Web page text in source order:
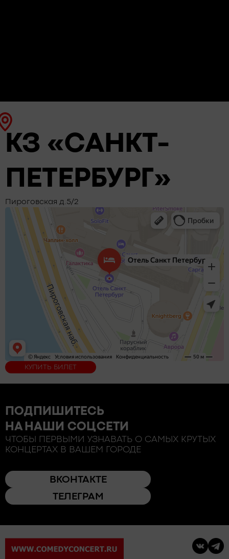
КЗ «САНКТ-
ПЕТЕРБУРГ»
Пироговская д.5/2
КУПИТЬ БИЛЕТ
ПОДПИШИТЕСЬ
НА НАШИ СОЦСЕТИ
ЧТОБЫ ПЕРВЫМИ УЗНАВАТЬ О САМЫХ КРУТЫХ
КОНЦЕРТАХ В ВАШЕМ ГОРОДЕ
ВКОНТАКТЕ
ТЕЛЕГРАМ